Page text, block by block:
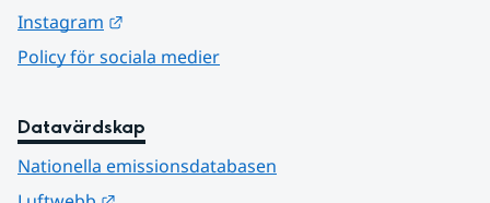
Instagram
Policy för sociala medier
Datavärdskap
Nationella emissionsdatabasen